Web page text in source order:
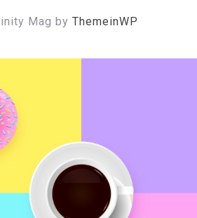
Mag by ThemeinWP